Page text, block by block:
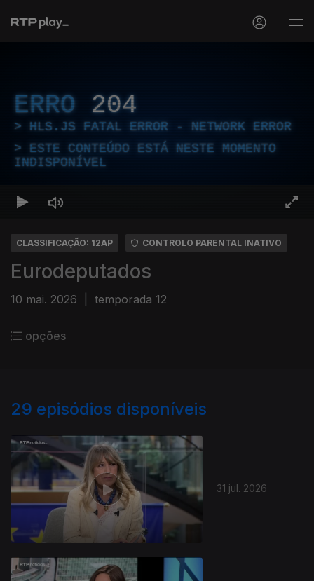
ERRO 204
HLS.JS FATAL ERROR - NETWORK ERROR
ESTE CONTEÚDO ESTÁ NESTE MOMENTO
INDISPONÍVEL
CLASSIFICAÇÃO: 12AP CONTROLO PARENTAL INATIVO
Eurodeputados
10 mai. 2026 temporada 12
opções
29 episódios disponíveis
31 jul. 2026